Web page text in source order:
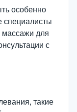
особенно
специалисты
массажи для
с
такие